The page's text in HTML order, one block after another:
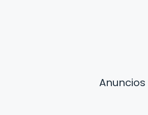
Anuncios